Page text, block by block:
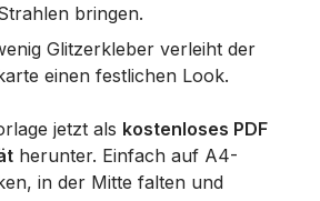
bringen.
Glitzerkleber verleiht der
einen festlichen Look.
jetzt als kostenloses PDF
herunter. Einfach auf A4-
in der Mitte falten und